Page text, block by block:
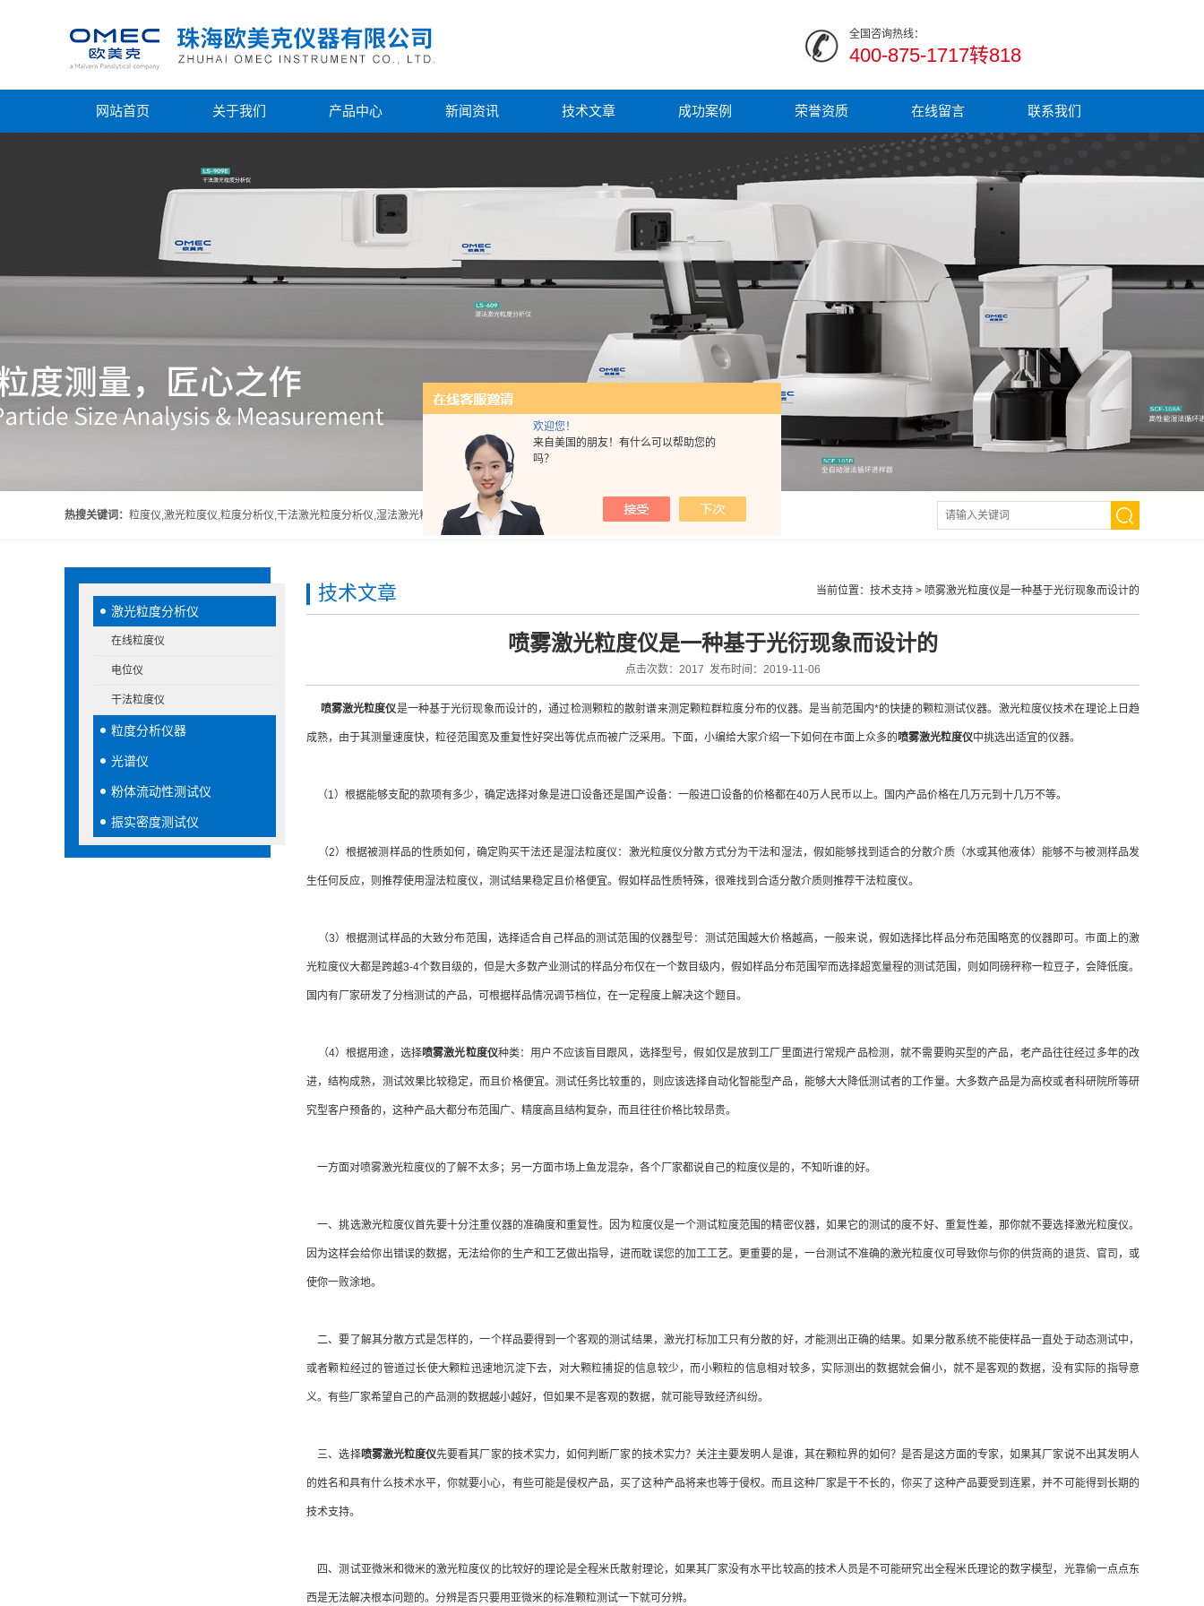
欢迎您！
来自美国的朋友！有什么可以帮助您的
吗？
全国咨询热线：
400-875-1717转818
网站首页 关于我们 产品中心 新闻资讯 技术文章 成功案例 荣誉资质 在线留言 联系我们
热搜关键词： 粒度仪,激光粒度仪,粒度分析仪,干法激光粒度分析仪,湿法激光粒度分析仪
激光粒度分析仪
在线粒度仪
电位仪
干法粒度仪
粒度分析仪器
光谱仪
粉体流动性测试仪
振实密度测试仪
当前位置： 技术支持 > 喷雾激光粒度仪是一种基于光衍现象而设计的
技术文章
喷雾激光粒度仪是一种基于光衍现象而设计的
点击次数：2017 发布时间：2019-11-06
喷雾激光粒度仪是一种基于光衍现象而设计的，通过检测颗粒的散射谱来测定颗粒群粒度分布的仪器。是当前范围内*的快捷的颗粒测试仪器。激光粒度仪技术在理论上日趋
成熟，由于其测量速度快，粒径范围宽及重复性好突出等优点而被广泛采用。下面，小编给大家介绍一下如何在市面上众多的喷雾激光粒度仪中挑选出适宜的仪器。
（1）根据能够支配的款项有多少，确定选择对象是进口设备还是国产设备：一般进口设备的价格都在40万人民币以上。国内产品价格在几万元到十几万不等。
（2）根据被测样品的性质如何，确定购买干法还是湿法粒度仪：激光粒度仪分散方式分为干法和湿法，假如能够找到适合的分散介质（水或其他液体）能够不与被测样品发
生任何反应，则推荐使用湿法粒度仪，测试结果稳定且价格便宜。假如样品性质特殊，很难找到合适分散介质则推荐干法粒度仪。
（3）根据测试样品的大致分布范围，选择适合自己样品的测试范围的仪器型号：测试范围越大价格越高，一般来说，假如选择比样品分布范围略宽的仪器即可。市面上的激
光粒度仪大都是跨越3-4个数目级的，但是大多数产业测试的样品分布仅在一个数目级内，假如样品分布范围窄而选择超宽量程的测试范围，则如同磅秤称一粒豆子，会降低度。
国内有厂家研发了分档测试的产品，可根据样品情况调节档位，在一定程度上解决这个题目。
（4）根据用途，选择喷雾激光粒度仪种类：用户不应该盲目跟风，选择型号，假如仅是放到工厂里面进行常规产品检测，就不需要购买型的产品，老产品往往经过多年的改
进，结构成熟，测试效果比较稳定，而且价格便宜。测试任务比较重的，则应该选择自动化智能型产品，能够大大降低测试者的工作量。大多数产品是为高校或者科研院所等研
究型客户预备的，这种产品大都分布范围广、精度高且结构复杂，而且往往价格比较昂贵。
一方面对喷雾激光粒度仪的了解不太多；另一方面市场上鱼龙混杂，各个厂家都说自己的粒度仪是的，不知听谁的好。
一、挑选激光粒度仪首先要十分注重仪器的准确度和重复性。因为粒度仪是一个测试粒度范围的精密仪器，如果它的测试的度不好、重复性差，那你就不要选择激光粒度仪。
因为这样会给你出错误的数据，无法给你的生产和工艺做出指导，进而耽误您的加工工艺。更重要的是，一台测试不准确的激光粒度仪可导致你与你的供货商的退货、官司，或
使你一败涂地。
二、要了解其分散方式是怎样的，一个样品要得到一个客观的测试结果，激光打标加工只有分散的好，才能测出正确的结果。如果分散系统不能使样品一直处于动态测试中，
或者颗粒经过的管道过长使大颗粒迅速地沉淀下去，对大颗粒捕捉的信息较少，而小颗粒的信息相对较多，实际测出的数据就会偏小，就不是客观的数据，没有实际的指导意
义。有些厂家希望自己的产品测的数据越小越好，但如果不是客观的数据，就可能导致经济纠纷。
三、选择喷雾激光粒度仪先要看其厂家的技术实力，如何判断厂家的技术实力？关注主要发明人是谁，其在颗粒界的如何？是否是这方面的专家，如果其厂家说不出其发明人
的姓名和具有什么技术水平，你就要小心，有些可能是侵权产品，买了这种产品将来也等于侵权。而且这种厂家是干不长的，你买了这种产品要受到连累，并不可能得到长期的
技术支持。
四、测试亚微米和微米的激光粒度仪的比较好的理论是全程米氏散射理论，如果其厂家没有水平比较高的技术人员是不可能研究出全程米氏理论的数字模型，光靠偷一点点东
西是无法解决根本问题的。分辨是否只要用亚微米的标准颗粒测试一下就可分辨。